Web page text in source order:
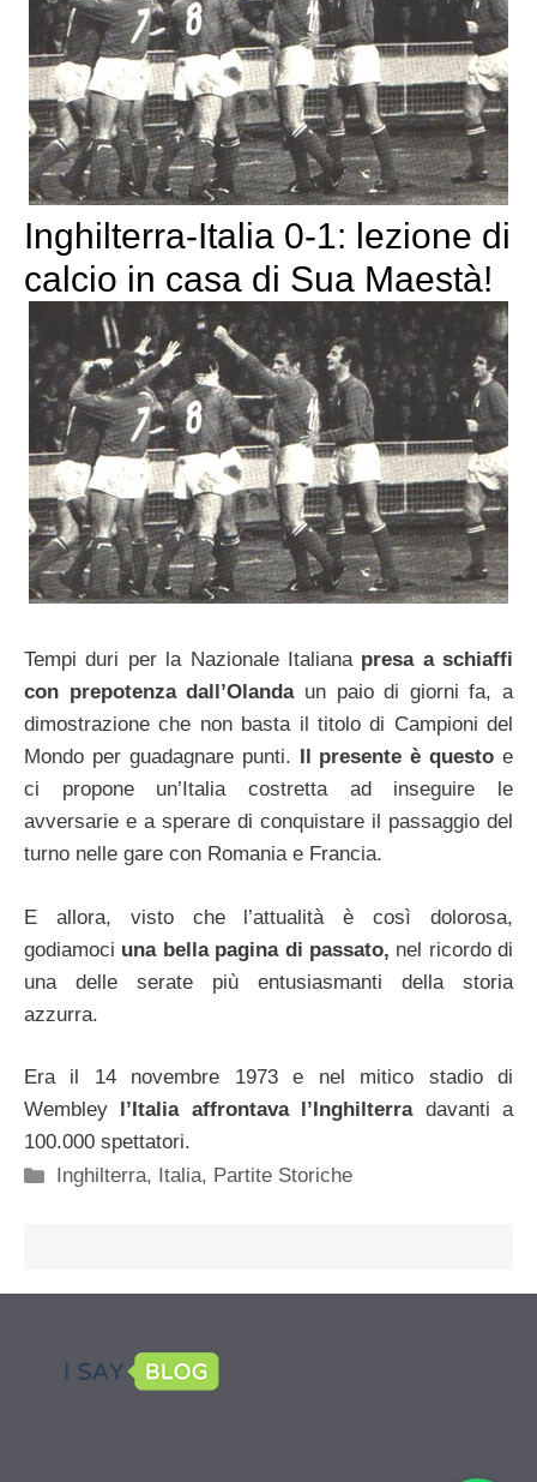
Inghilterra-Italia 0-1: lezione di
calcio in casa di Sua Maestà!
Tempi duri per la Nazionale Italiana presa a schiaffi
con prepotenza dall’Olandaun paio di giorni fa, a
dimostrazione che non basta il titolo di Campioni del
Mondo per guadagnare punti.
Il presente è questo e
ci propone un’Italia costretta ad inseguire le
avversarie e a sperare di conquistare il passaggio del
turno nelle gare con Romania e Francia.
E allora, visto che l’attualità è così dolorosa,
godiamoci una bella pagina di passato, nel ricordo di
una delle serate più entusiasmanti della storia
azzurra.
Era il 14 novembre 1973 e nel mitico stadio di
Wembley l’Italia affrontava l’Inghilterradavanti a
100.000 spettatori.
Categorie
Inghilterra, Italia, Partite Storiche